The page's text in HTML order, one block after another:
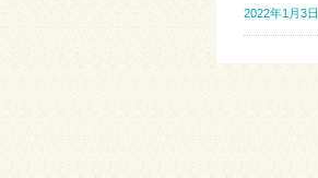
2022年1月3日